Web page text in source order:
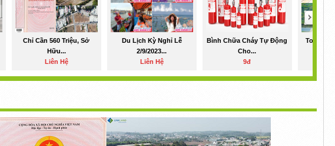
Chỉ Cần 560 Triệu, Sở
Hữu...
Liên Hệ
Du Lịch Kỳ Nghỉ Lễ
2/9/2023...
Liên Hệ
Bình Chữa Cháy Tự Động
Cho...
9đ
Tour Du